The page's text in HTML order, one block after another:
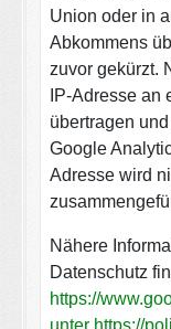
Union oder in
Abkommens
zuvor gekürzt.
IP-Adresse
übertragen
Google
Adresse wird
Nähere
Datenschutz
https://
unter https://